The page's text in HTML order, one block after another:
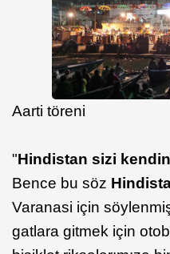
Aarti töreni
"Hindistan sizi
Bence bu söz
Varanasi için
gatlara gitmek için